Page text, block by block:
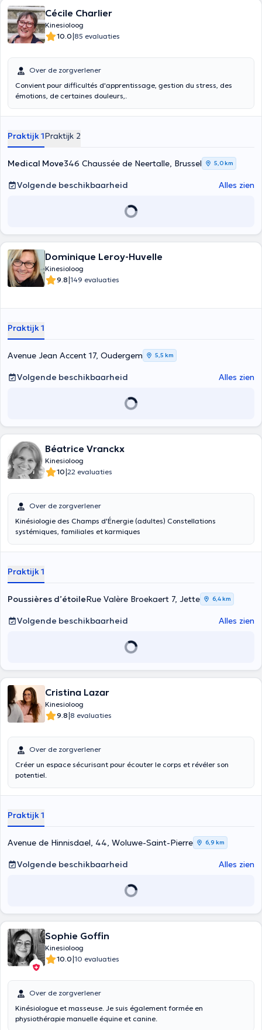
Cécile Charlier
Kinesioloog
10.0|85 evaluaties
Over de zorgverlener
Convient pour difficultés d'apprentissage, gestion du stress, des
émotions, de certaines douleurs,.
Praktijk 1Praktijk 2
Medical Move346 Chaussée de Neertalle, Brussel 5,0 km
Volgende beschikbaarheid Alles zien
Dominique Leroy-Huvelle
Kinesioloog
9.8|149 evaluaties
Praktijk 1
Avenue Jean Accent 17, Oudergem 5,5 km
Volgende beschikbaarheid Alles zien
Béatrice Vranckx
Kinesioloog
10|22 evaluaties
Over de zorgverlener
Kinésiologie des Champs d'Énergie (adultes) Constellations
systémiques, familiales et karmiques
Praktijk 1
Poussières d’étoileRue Valère Broekaert 7, Jette 6,4 km
Volgende beschikbaarheid Alles zien
Cristina Lazar
Kinesioloog
9.8|8 evaluaties
Over de zorgverlener
Créer un espace sécurisant pour écouter le corps et révéler son
potentiel.
Praktijk 1
Avenue de Hinnisdael, 44, Woluwe-Saint-Pierre 6,9 km
Volgende beschikbaarheid Alles zien
Sophie Goffin
Kinesioloog
10.0|10 evaluaties
Over de zorgverlener
Kinésiologue et masseuse. Je suis également formée en
physiothérapie manuelle équine et canine.